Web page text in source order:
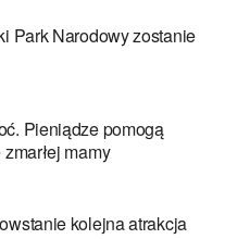
Park Narodowy zostanie
Pieniądze pomogą
mamy
kolejna atrakcja